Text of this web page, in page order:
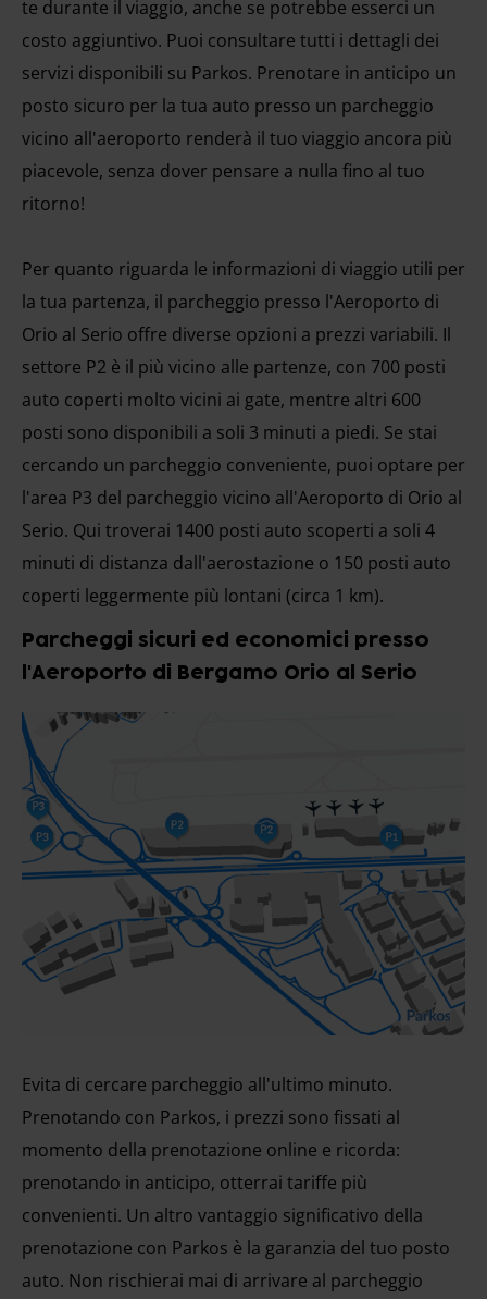
te durante il viaggio, anche se potrebbe esserci un
costo aggiuntivo. Puoi consultare tutti i dettagli dei
servizi disponibili su Parkos. Prenotare in anticipo un
posto sicuro per la tua auto presso un parcheggio
vicino all'aeroporto renderà il tuo viaggio ancora più
piacevole, senza dover pensare a nulla fino al tuo
ritorno!
Per quanto riguarda le informazioni di viaggio utili per
la tua partenza, il parcheggio presso l'Aeroporto di
Orio al Serio offre diverse opzioni a prezzi variabili. Il
settore P2 è il più vicino alle partenze, con 700 posti
auto coperti molto vicini ai gate, mentre altri 600
posti sono disponibili a soli 3 minuti a piedi. Se stai
cercando un parcheggio conveniente, puoi optare per
l'area P3 del parcheggio vicino all'Aeroporto di Orio al
Serio. Qui troverai 1400 posti auto scoperti a soli 4
minuti di distanza dall'aerostazione o 150 posti auto
coperti leggermente più lontani (circa 1 km).
Parcheggi sicuri ed economici presso
l'Aeroporto di Bergamo Orio al Serio
Evita di cercare parcheggio all'ultimo minuto.
Prenotando con Parkos, i prezzi sono fissati al
momento della prenotazione online e ricorda:
prenotando in anticipo, otterrai tariffe più
convenienti. Un altro vantaggio significativo della
prenotazione con Parkos è la garanzia del tuo posto
auto. Non rischierai mai di arrivare al parcheggio